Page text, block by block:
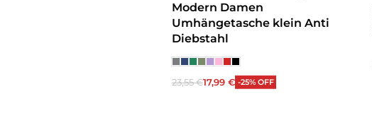
Modern Damen
Umhängetasche klein Anti
Diebstahl
23,55€17,99 € -25% OFF